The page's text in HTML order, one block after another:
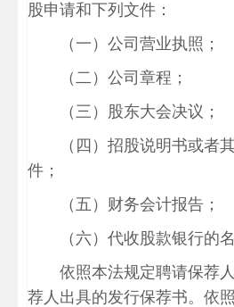
股申请和下列文件：
（一）公司营业执照；
（二）公司章程；
（三）股东大会决议；
（四）招股说明书或者
件；
（五）财务会计报告；
（六）代收股款银行的
依照本法规定聘请保荐
荐人出具的发行保荐书。依